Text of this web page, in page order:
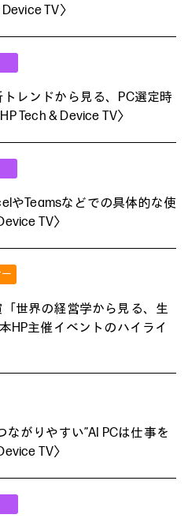
TV〉
レンドから見る、PC選定時
Tech & Device TV〉
やTeamsなどでの具体的な使
TV〉
世界の経営学から見る、生
HP主催イベントのハイライ
ながりやすい”AI PCは仕事を
TV〉